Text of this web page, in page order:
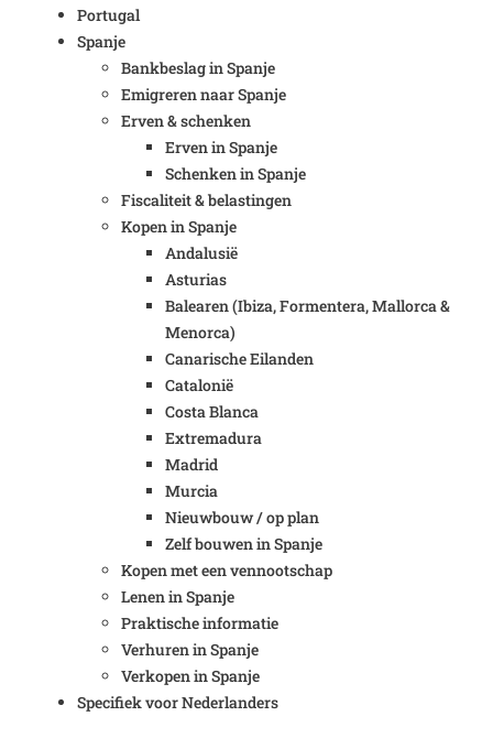
Portugal
Spanje
Bankbeslag in Spanje
Emigreren naar Spanje
Erven & schenken
Erven in Spanje
Schenken in Spanje
Fiscaliteit & belastingen
Kopen in Spanje
Andalusië
Asturias
Balearen (Ibiza, Formentera, Mallorca &
Menorca)
Canarische Eilanden
Catalonië
Costa Blanca
Extremadura
Madrid
Murcia
Nieuwbouw / op plan
Zelf bouwen in Spanje
Kopen met een vennootschap
Lenen in Spanje
Praktische informatie
Verhuren in Spanje
Verkopen in Spanje
Specifiek voor Nederlanders